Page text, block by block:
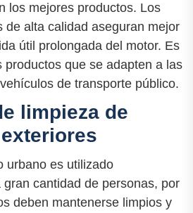
los mejores productos. Los
de alta calidad aseguran mejor
útil prolongada del motor. Es
productos que se adapten a las
de transporte público.
limpieza de
urbano es utilizado
cantidad de personas, por
deben mantenerse limpios y